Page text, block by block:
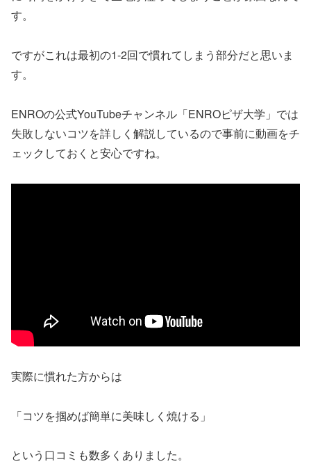
す。
ですがこれは最初の1-2回で慣れてしまう部分だと思いま
す。
ENROの公式YouTubeチャンネル「ENROピザ大学」では
失敗しないコツを詳しく解説しているので事前に動画をチ
ェックしておくと安心ですね。
実際に慣れた方からは
「コツを掴めば簡単に美味しく焼ける」
という口コミも数多くありました。